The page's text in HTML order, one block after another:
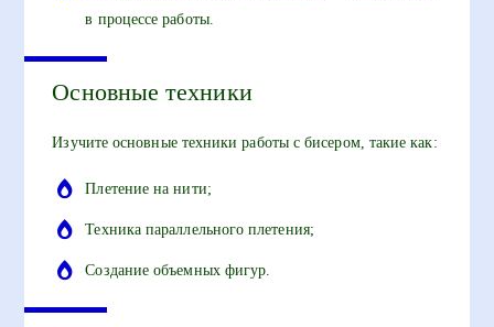
в процессе работы.
Основные техники
Изучите основные техники работы с бисером, такие как:
Плетение на нити;
Техника параллельного плетения;
Создание объемных фигур.